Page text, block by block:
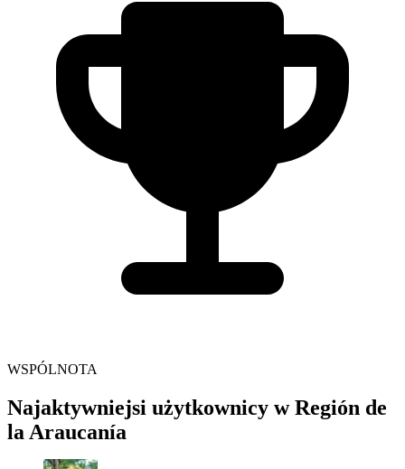
WSPÓLNOTA
Najaktywniejsi użytkownicy w Región de
la Araucanía